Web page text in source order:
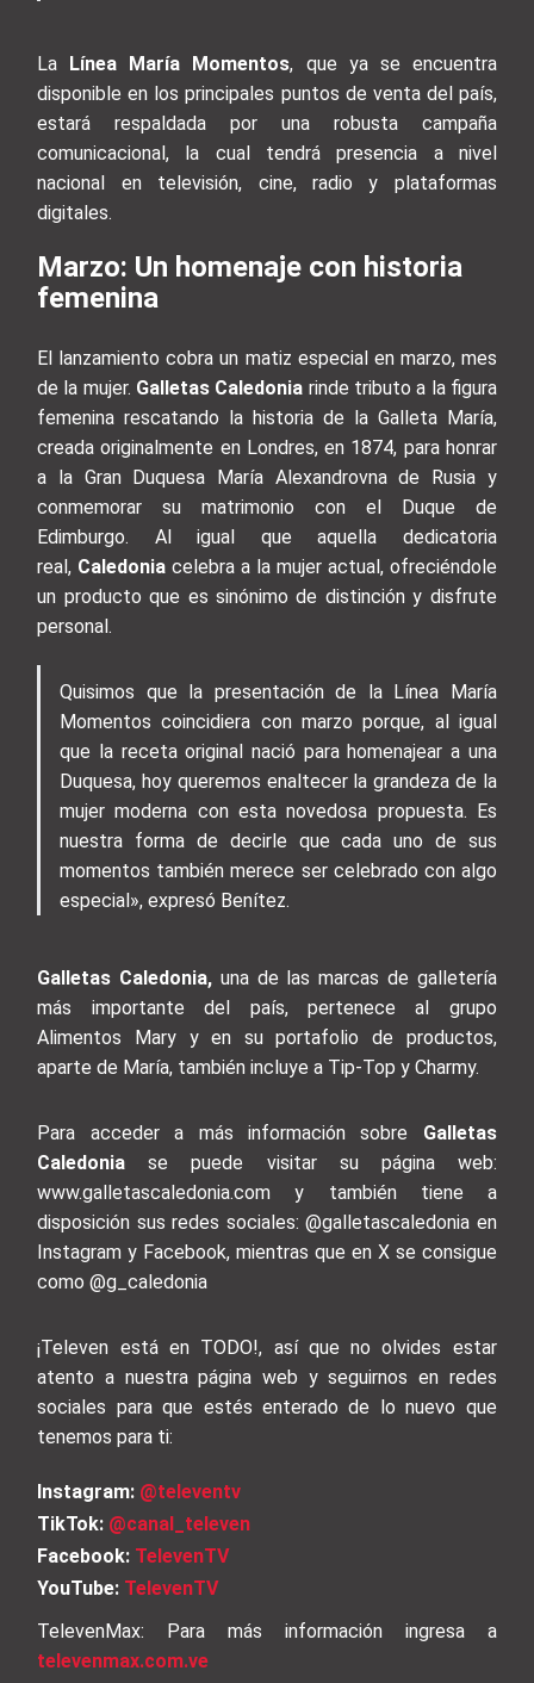
La Línea María Momentos, que ya se encuentra
disponible en los principales puntos de venta del país,
estará respaldada por una robusta campaña
comunicacional, la cual tendrá presencia a nivel
nacional en televisión, cine, radio y plataformas
digitales.
Marzo: Un homenaje con historia
femenina
El lanzamiento cobra un matiz especial en marzo, mes
de la mujer. Galletas Caledonia rinde tributo a la figura
femenina rescatando la historia de la Galleta María,
creada originalmente en Londres, en 1874, para honrar
a la Gran Duquesa María Alexandrovna de Rusia y
conmemorar su matrimonio con el Duque de
Edimburgo. Al igual que aquella dedicatoria
real, Caledonia celebra a la mujer actual, ofreciéndole
un producto que es sinónimo de distinción y disfrute
personal.
Quisimos que la presentación de la Línea María
Momentos coincidiera con marzo porque, al igual
que la receta original nació para homenajear a una
Duquesa, hoy queremos enaltecer la grandeza de la
mujer moderna con esta novedosa propuesta. Es
nuestra forma de decirle que cada uno de sus
momentos también merece ser celebrado con algo
especial», expresó Benítez.
Galletas Caledonia, una de las marcas de galletería
más importante del país, pertenece al grupo
Alimentos Mary y en su portafolio de productos,
aparte de María, también incluye a Tip-Top y Charmy.
Para acceder a más información sobre Galletas
Caledonia se puede visitar su página web:
www.galletascaledonia.com y también tiene a
disposición sus redes sociales: @galletascaledonia en
Instagram y Facebook, mientras que en X se consigue
como @g_caledonia
¡Televen está en TODO!, así que no olvides estar
atento a nuestra página web y seguirnos en redes
sociales para que estés enterado de lo nuevo que
tenemos para ti:
Instagram: @televentv
TikTok: @canal_televen
Facebook: TelevenTV
YouTube: TelevenTV
TelevenMax: Para más información ingresa a
televenmax.com.ve